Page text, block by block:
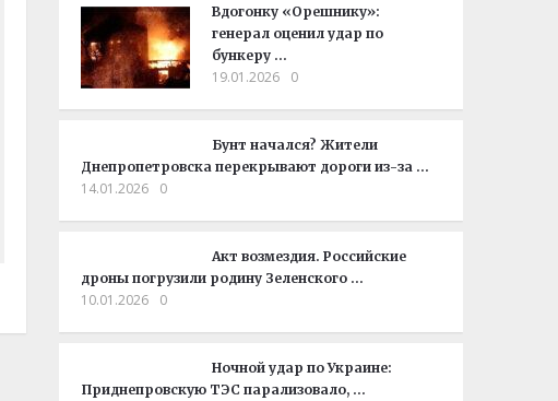
Вдогонку «Орешнику»:
генерал оценил удар по
бункеру …
19.01.2026 0
Бунт начался? Жители
Днепропетровска перекрывают дороги из-за …
14.01.2026 0
Акт возмездия. Российские
дроны погрузили родину Зеленского …
10.01.2026 0
Ночной удар по Украине:
Приднепровскую ТЭС парализовало, …